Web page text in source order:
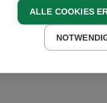
STEINDACHER
ALLE COOKIES